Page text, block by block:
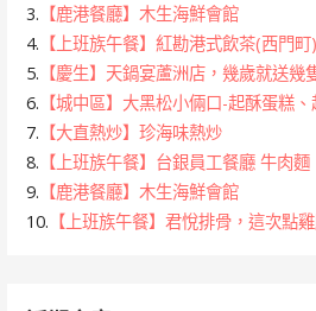
3. 【鹿港餐廳】木生海鮮會館
4. 【上班族午餐】紅勘港式飲茶(西門町)
5. 【慶生】天鍋宴蘆洲店，幾歲就送幾
6. 【城中區】大黑松小倆口-起酥蛋糕
7. 【大直熱炒】珍海味熱炒
8. 【上班族午餐】台銀員工餐廳 牛肉麵
9. 【鹿港餐廳】木生海鮮會館
10. 【上班族午餐】君悅排骨，這次點